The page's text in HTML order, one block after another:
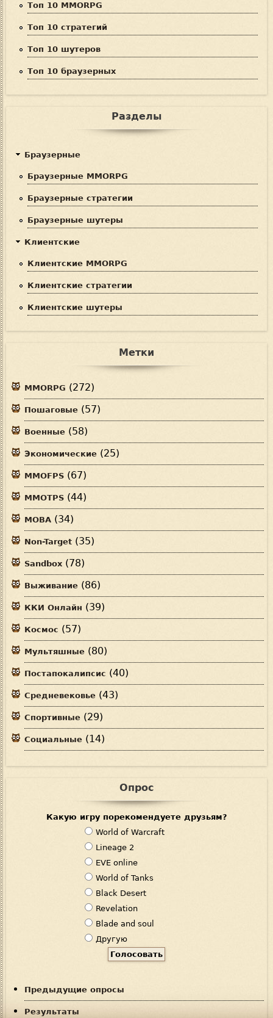
Топ 10 MMORPG
Топ 10 стратегий
Топ 10 шутеров
Топ 10 браузерных
Разделы
Браузерные
Браузерные MMORPG
Браузерные стратегии
Браузерные шутеры
Клиентские
Клиентские MMORPG
Клиентские стратегии
Клиентские шутеры
Метки
MMORPG (272)
Пошаговые (57)
Военные (58)
Экономические (25)
MMOFPS (67)
MMOTPS (44)
MOBA (34)
Non-Target (35)
Sandbox (78)
Выживание (86)
ККИ Онлайн (39)
Космос (57)
Мультяшные (80)
Постапокалипсис (40)
Средневековье (43)
Спортивные (29)
Социальные (14)
Опрос
Какую игру порекомендуете друзьям?
В
а
р
и
а
н
т
ы
World of Warcraft
Lineage 2
EVE online
World of Tanks
Black Desert
Revelation
Blade and soul
Другую
Предыдущие опросы
Результаты